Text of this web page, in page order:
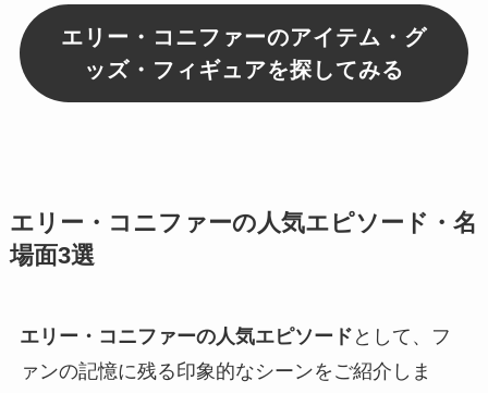
エリー・コニファーのアイテム・グ
ッズ・フィギュアを探してみる
エリー・コニファーの人気エピソード・名
場面3選
エリー・コニファーの人気エピソード として、フ
ァンの記憶に残る印象的なシーンをご紹介しま